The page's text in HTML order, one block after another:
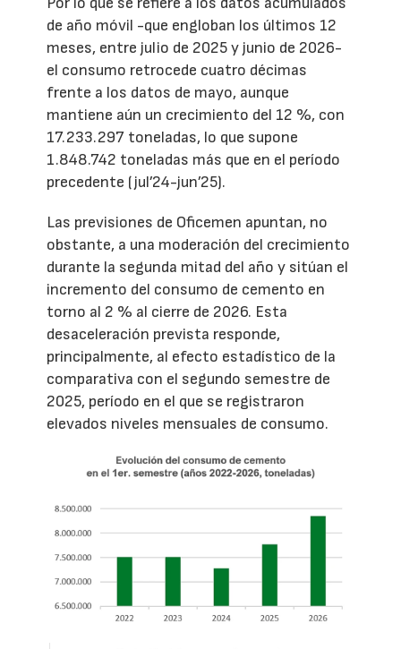
de año móvil -que engloban los últimos 12
meses, entre julio de 2025 y junio de 2026-
el consumo retrocede cuatro décimas
frente a los datos de mayo, aunque
mantiene aún un crecimiento del 12 %, con
17.233.297 toneladas, lo que supone
1.848.742 toneladas más que en el período
precedente (jul’24-jun’25).
Las previsiones de Oficemen apuntan, no
obstante, a una moderación del crecimiento
durante la segunda mitad del año y sitúan el
incremento del consumo de cemento en
torno al 2 % al cierre de 2026. Esta
desaceleración prevista responde,
principalmente, al efecto estadístico de la
comparativa con el segundo semestre de
2025, período en el que se registraron
elevados niveles mensuales de consumo.